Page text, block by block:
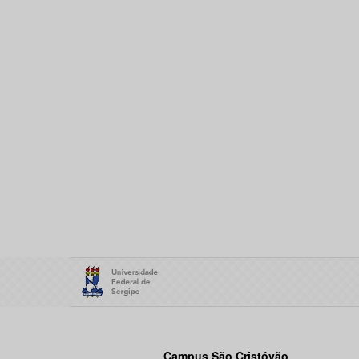
Campus São Cristóvão